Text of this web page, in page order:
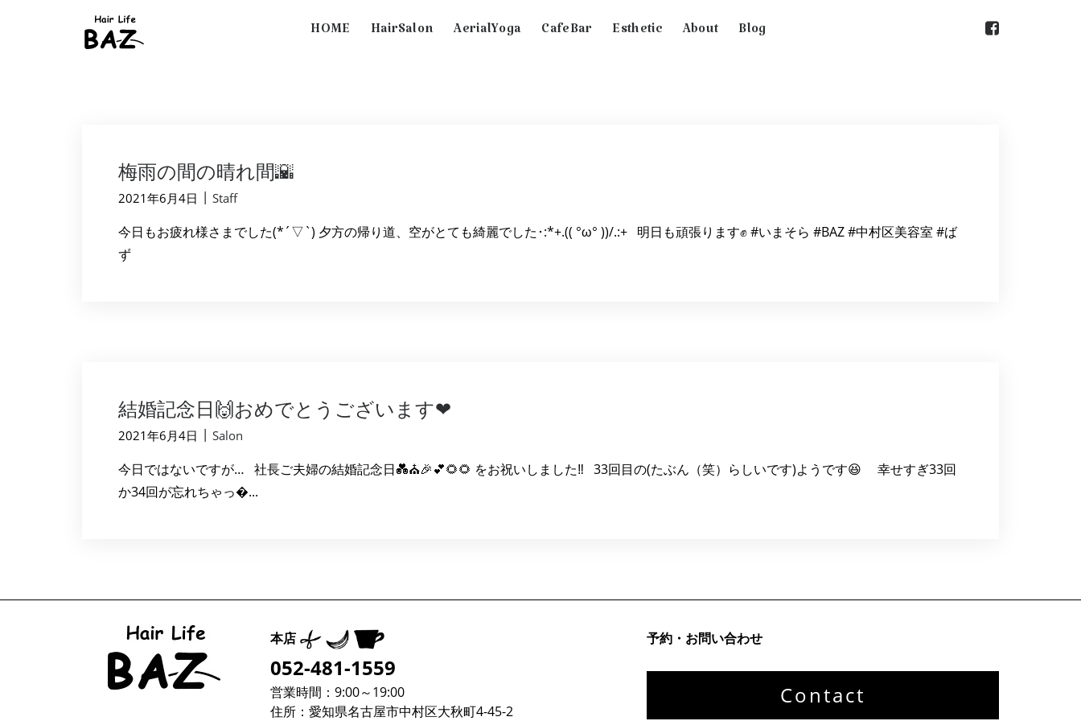
HOME HairSalon AerialYoga CafeBar Esthetic About Blog
梅雨の間の晴れ間🌇
2021年6月4日 | Staff
今日もお疲れ様さまでした(*´▽`) 夕方の帰り道、空がとても綺麗でした･:*+.(( °ω° ))/.:+ 明日も頑張ります✊ #いまそら #BAZ #中村区美容室 #ば
ず
結婚記念日🙌おめでとうございます❤
2021年6月4日 | Salon
今日ではないですが… 社長ご夫婦の結婚記念日💑⛪️🎉💕🌻🌻 をお祝いしました‼ 33回目の(たぶん（笑）らしいです)ようです😆 幸せすぎ33回
か34回が忘れちゃっ�...
本店
052-481-1559
営業時間：9:00～19:00
住所：愛知県名古屋市中村区大秋町4-45-2
予約・お問い合わせ
Contact